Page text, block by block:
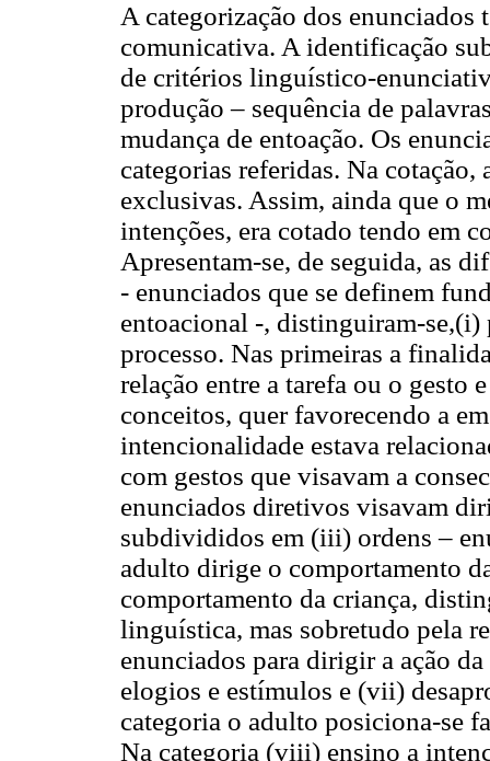
A categorização dos enunciados
comunicativa. A identificação
de critérios linguístico-
produção – sequência de
mudança de entoação. Os
categorias referidas. Na cotação,
exclusivas. Assim, ainda que o
intenções, era cotado tendo em
Apresentam-se, de seguida, as
- enunciados que se definem
entoacional -, distinguiram-se,(i)
processo. Nas primeiras a
relação entre a tarefa ou o gesto
conceitos, quer favorecendo a
intencionalidade estava
com gestos que visavam a
enunciados diretivos visavam
subdivididos em (iii) ordens –
adulto dirige o comportamento
comportamento da criança,
linguística, mas sobretudo pela
enunciados para dirigir a ação
elogios e estímulos e (vii)
categoria o adulto posiciona-se
Na categoria (viii) ensino a